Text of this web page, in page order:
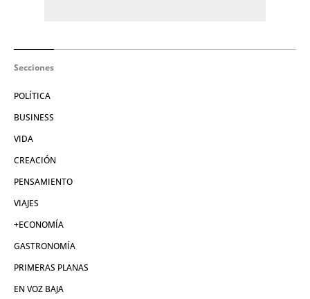
Secciones
POLÍTICA
BUSINESS
VIDA
CREACIÓN
PENSAMIENTO
VIAJES
+ECONOMÍA
GASTRONOMÍA
PRIMERAS PLANAS
EN VOZ BAJA